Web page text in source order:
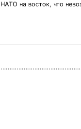
на восток, что